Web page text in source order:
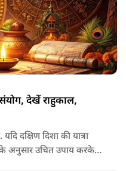
देखें राहुकाल,
दक्षिण दिशा की यात्रा
के अनुसार उचित उपाय करके